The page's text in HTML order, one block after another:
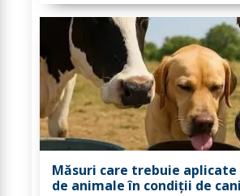
Măsuri care trebuie
de animale în condiții de